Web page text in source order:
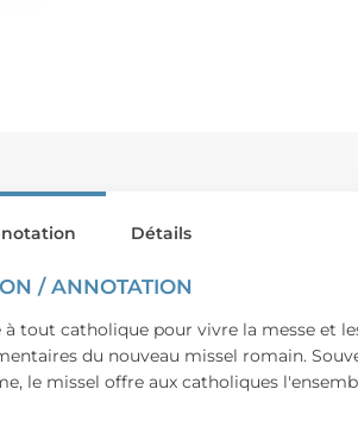
/ ANNOTATION
à tout catholique pour vivre la messe et
du nouveau missel romain.
le missel offre aux catholiques
Détails